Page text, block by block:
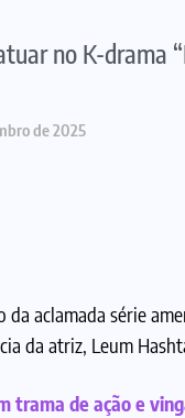
no K-drama
de 2025
da aclamada série
da atriz, Leum
trama de ação e